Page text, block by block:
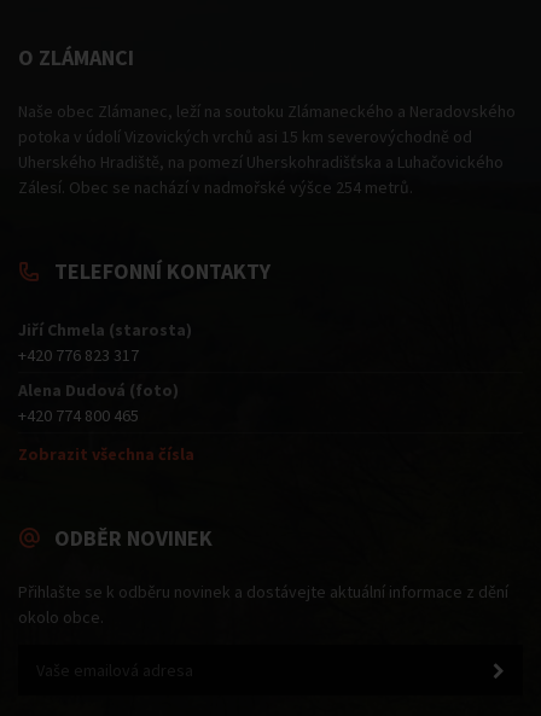
O ZLÁMANCI
Naše obec Zlámanec, leží na soutoku Zlámaneckého a Neradovského
potoka v údolí Vizovických vrchů asi 15 km severovýchodně od
Uherského Hradiště, na pomezí Uherskohradišťska a Luhačovického
Zálesí. Obec se nachází v nadmořské výšce 254 metrů.
TELEFONNÍ KONTAKTY
Jiří Chmela (starosta)
+420 776 823 317
Alena Dudová (foto)
+420 774 800 465
Zobrazit všechna čísla
ODBĚR NOVINEK
Přihlašte se k odběru novinek a dostávejte aktuální informace z dění
okolo obce.